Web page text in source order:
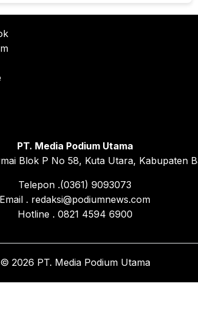
PT. Media Podium Utama
Blok P No 58, Kuta Utara, Kabupaten
Telepon .(0361) 9093073
Email . redaksi@podiumnews.com
Hotline . 0821 4594 6900
© 2026 PT. Media Podium Utama